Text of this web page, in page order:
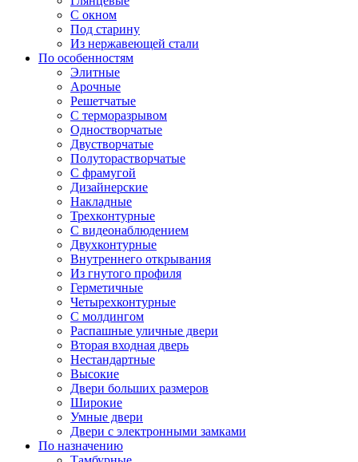
С окном
Под старину
Из нержавеющей стали
По особенностям
Элитные
Арочные
Решетчатые
С терморазрывом
Одностворчатые
Двустворчатые
Полуторастворчатые
С фрамугой
Дизайнерские
Накладные
Трехконтурные
С видеонаблюдением
Двухконтурные
Внутреннего открывания
Из гнутого профиля
Герметичные
Четырехконтурные
С молдингом
Распашные уличные двери
Вторая входная дверь
Нестандартные
Высокие
Двери больших размеров
Широкие
Умные двери
Двери с электронными замками
По назначению